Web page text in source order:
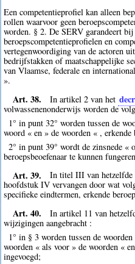
Een competentieprofiel kan alleen
rollen waarvoor geen
worden. § 2. De SERV garandeert
beroepscompetentieprofielen en
vertegenwoordiging van de actoren
bedrijfstakken of maatschappelijke
van Vlaamse, federale en
».
Art. 38. In artikel 2 van het
volwassenenonderwijs worden de
1° in punt 32° worden tussen de
woord « en » de woorden « ,
2° in punt 39° wordt de zinsnede «
beroepsbeoefenaar te kunnen
Art. 39.
In titel III van hetzelfde
hoofdstuk IV vervangen door wat
specifieke eindtermen, erkende
Art. 40.
In artikel 11 van
wijzigingen aangebracht :
1° in § 3 worden tussen de
woorden « als voor » de woorden «
ingevoegd;